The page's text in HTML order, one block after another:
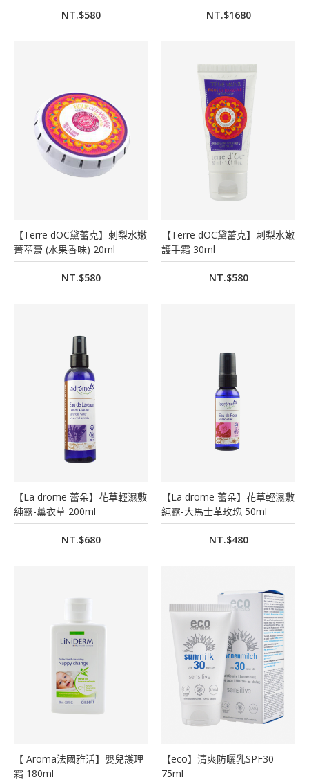
NT.$580 NT.$1680
【Terre dOC黛蕾克】刺梨水嫩
菁萃膏 (水果香味) 20ml
NT.$580
【Terre dOC黛蕾克】刺梨水嫩
護手霜 30ml
NT.$580
【La drome 蕾朵】花草輕濕敷
純露-薰衣草 200ml
NT.$680
【La drome 蕾朵】花草輕濕敷
純露-大馬士革玫瑰 50ml
NT.$480
【 Aroma法國雅活】嬰兒護理
霜 180ml
【eco】清爽防曬乳SPF30
75ml